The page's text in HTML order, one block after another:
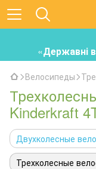
«Державні
Велосипеды
Kinderkraft
Двухколесные
Трехколесные